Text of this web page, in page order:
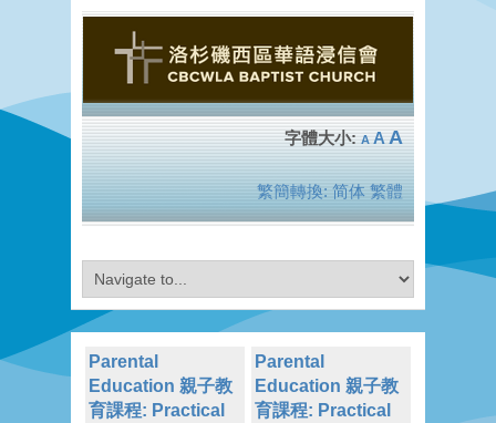
A A A
繁簡轉換: 简体 繁體
Parental
Education 親子教
育課程: Practical
Parental
Education 親子教
育課程: Practical